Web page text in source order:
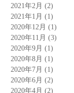
2021年2月 (2)
2021年1月 (1)
2020年12月 (1)
2020年11月 (3)
2020年9月 (1)
2020年8月 (1)
2020年7月 (1)
2020年6月 (2)
2020年4月 (2)